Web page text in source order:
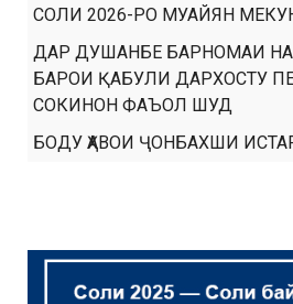
СОЛИ 2026-РО МУАЙЯН
ДАР ДУШАНБЕ БАРНОМАИ
БАРОИ ҚАБУЛИ ДАРХОСТУ
СОКИНОН ФАЪОЛ ШУД
БОДУ ҲАВОИ ҶОНБАХШИ